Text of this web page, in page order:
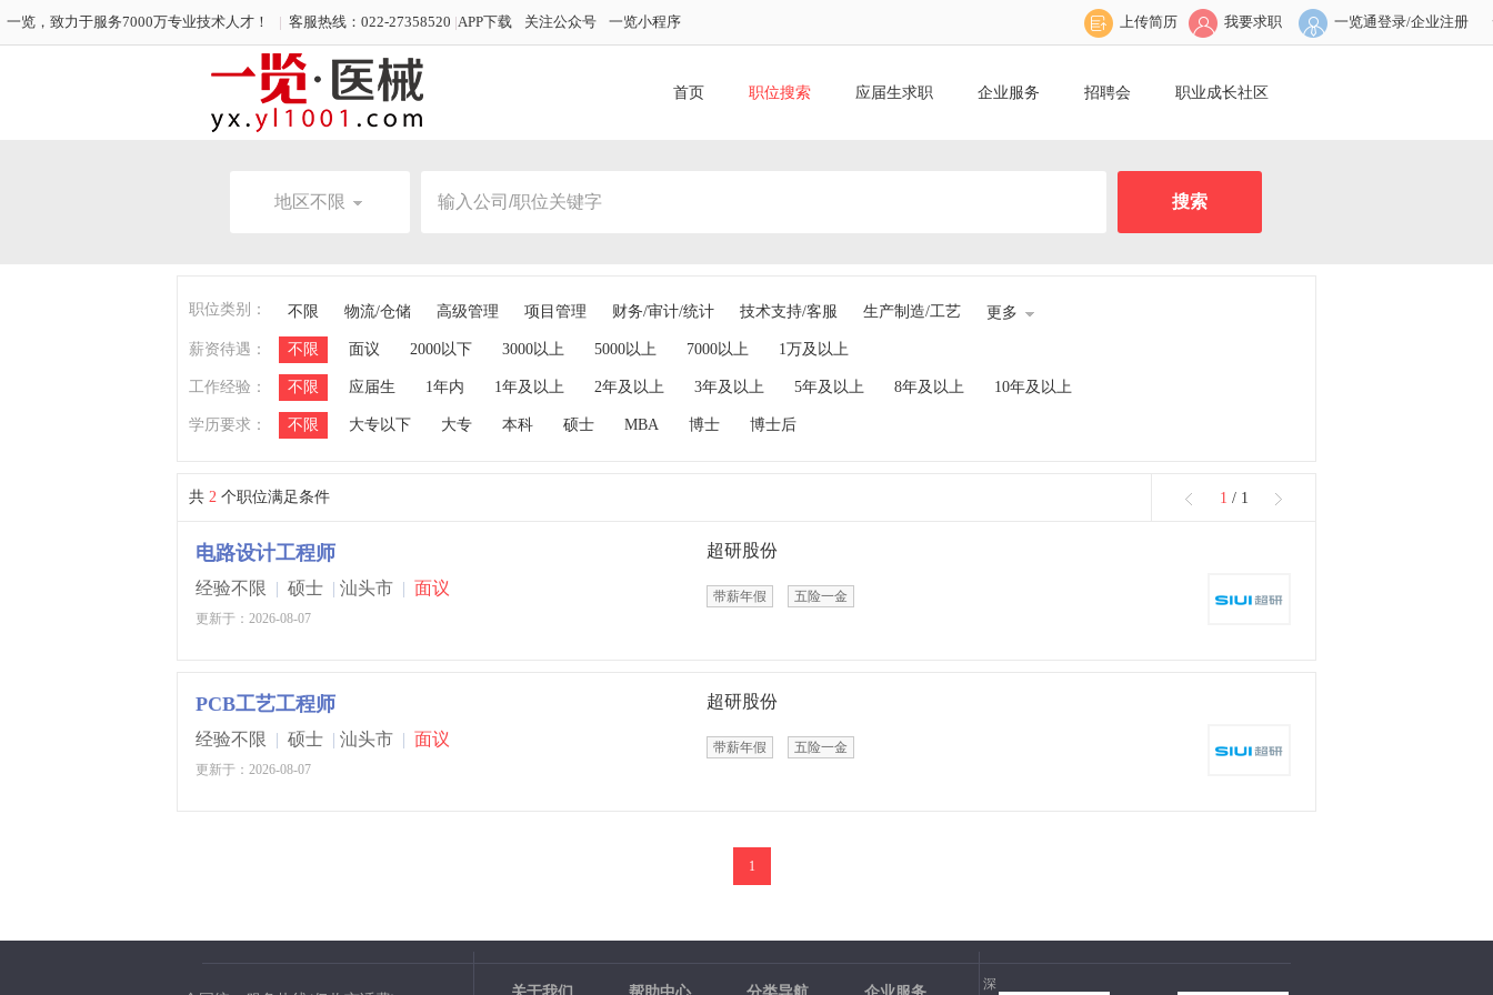
一览，致力于服务7000万专业技术人才！ | 客服热线：022-27358520 |APP下载 关注公众号 一览小程序 上传简历 我要求职 一览通登录/企业注册
首页 职位搜索 应届生求职 企业服务 招聘会 职业成长社区
地区不限
职位类别： 不限 物流/仓储 高级管理 项目管理 财务/审计/统计 技术支持/客服 生产制造/工艺 更多
薪资待遇： 不限 面议 2000以下 3000以上 5000以上 7000以上 1万及以上
工作经验： 不限 应届生 1年内 1年及以上 2年及以上 3年及以上 5年及以上 8年及以上 10年及以上
学历要求： 不限 大专以下 大专 本科 硕士 MBA 博士 博士后
共 2 个职位满足条件 1 / 1
电路设计工程师
经验不限 | 硕士 | 汕头市 | 面议
更新于：2026-08-07
超研股份
带薪年假 五险一金
PCB工艺工程师
经验不限 | 硕士 | 汕头市 | 面议
更新于：2026-08-07
超研股份
带薪年假 五险一金
1
深